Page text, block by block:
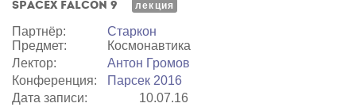
SpaceX Falcon 9 лекция
Партнёр:
Старкон
Предмет:
Космонавтика
Лектор:
Антон Громов
Конференция:
Парсек 2016
Дата записи:
10.07.16